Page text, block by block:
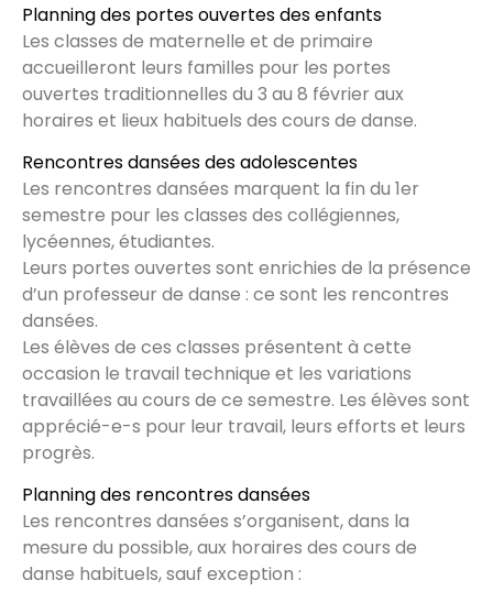
Planning des portes ouvertes des enfants
Les classes de maternelle et de primaire
accueilleront leurs familles pour les portes
ouvertes traditionnelles du 3 au 8 février aux
horaires et lieux habituels des cours de danse.
Rencontres dansées des adolescentes
Les rencontres dansées marquent la fin du 1er
semestre pour les classes des collégiennes,
lycéennes, étudiantes.
Leurs portes ouvertes sont enrichies de la présence
d’un professeur de danse : ce sont les rencontres
dansées.
Les élèves de ces classes présentent à cette
occasion le travail technique et les variations
travaillées au cours de ce semestre. Les élèves sont
apprécié-e-s pour leur travail, leurs efforts et leurs
progrès.
Planning des rencontres dansées
Les rencontres dansées s’organisent, dans la
mesure du possible, aux horaires des cours de
danse habituels, sauf exception :